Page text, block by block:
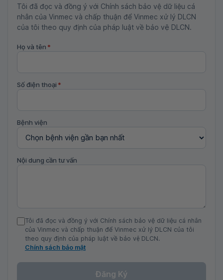
Tôi đã đọc và đồng ý với Chính sách bảo vệ dữ liệu cá
nhân của Vinmec và chấp thuận để Vinmec xử lý DLCN
của tôi theo quy định của pháp luật về bảo vệ DLCN.
Họ và tên *
Số điện thoại *
Bệnh viện
Nội dung cần tư vấn
Tôi đã đọc và đồng ý với Chính sách bảo vệ dữ liệu cá nhân
của Vinmec và chấp thuận để Vinmec xử lý DLCN của tôi
theo quy định của pháp luật về bảo vệ DLCN.
Chính sách bảo mật
Đăng Ký